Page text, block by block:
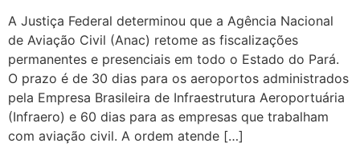
A Justiça Federal determinou que a Agência Nacional
de Aviação Civil (Anac) retome as fiscalizações
permanentes e presenciais em todo o Estado do Pará.
O prazo é de 30 dias para os aeroportos administrados
pela Empresa Brasileira de Infraestrutura Aeroportuária
(Infraero) e 60 dias para as empresas que trabalham
com aviação civil. A ordem atende […]